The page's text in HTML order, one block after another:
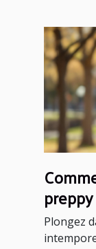
Plongez